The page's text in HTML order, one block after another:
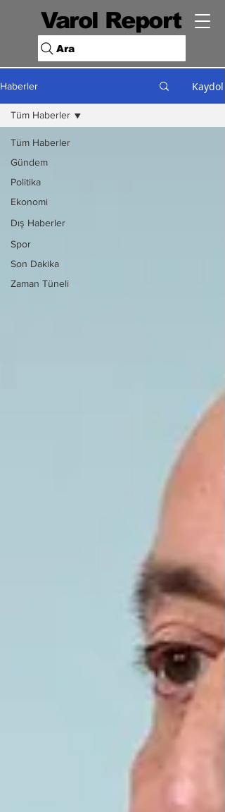
Varol Report
Ara
Haberler Kaydol
Tüm Haberler
Gündem
Politika
Ekonomi
Dış Haberler
Spor
Son Dakika
Zaman Tüneli
Tüm Haberler